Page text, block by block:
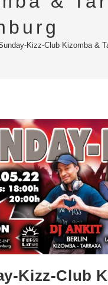
Kizz-Club Kizomba &
Kizz-Club